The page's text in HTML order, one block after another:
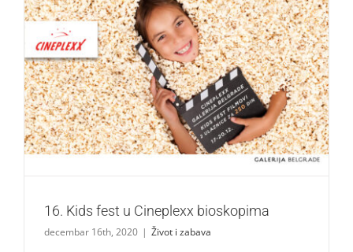
16. Kids fest u Cineplexx bioskopima
Život i zabava
16. Kids fest u Cineplexx bioskopima
decembar 16th, 2020 | Život i zabava